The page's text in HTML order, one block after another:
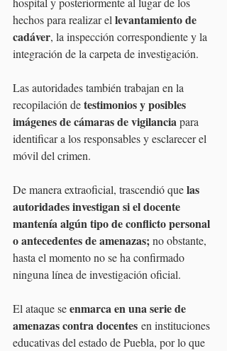
hechos para realizar el levantamiento de
cadáver, la inspección correspondiente y la
integración de la carpeta de investigación.
Las autoridades también trabajan en la
recopilación de testimonios y posibles
imágenes de cámaras de vigilancia para
identificar a los responsables y esclarecer el
móvil del crimen.
De manera extraoficial, trascendió que las
autoridades investigan si el docente
mantenía algún tipo de conflicto personal
o antecedentes de amenazas; no obstante,
hasta el momento no se ha confirmado
ninguna línea de investigación oficial.
El ataque se enmarca en una serie de
amenazas contra docentes en instituciones
educativas del estado de Puebla, por lo que